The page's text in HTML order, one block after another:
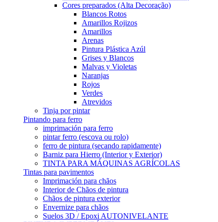
Cores preparados (Alta Decoração)
Blancos Rotos
Amarillos Rojizos
Amarillos
Arenas
Pintura Plástica Azúl
Grises y Blancos
Malvas y Violetas
Naranjas
Rojos
Verdes
Atrevidos
Tinja por pintar
Pintando para ferro
imprimación para ferro
pintar ferro (escova ou rolo)
ferro de pintura (secando rapidamente)
Barniz para Hierro (Interior y Exterior)
TINTA PARA MÁQUINAS AGRÍCOLAS
Tintas para pavimentos
Imprimación para chãos
Interior de Chãos de pintura
Chãos de pintura exterior
Envernize para chãos
Suelos 3D / Epoxi AUTONIVELANTE